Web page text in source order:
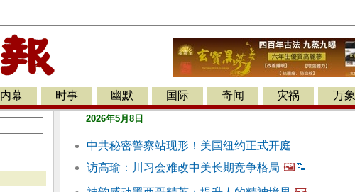
内幕 时事 幽默 国际 奇闻 灾祸 万象
2026年5月8日
中共秘密警察站现形！美国纽约正式开庭
访高瑜：川习会难改中美长期竞争格局 🖼️📝